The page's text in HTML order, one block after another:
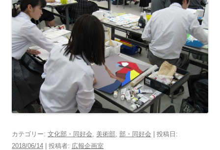
カテゴリー: 文化部・同好会 美術部 部・同好会 | 投稿日:
2018/06/14 | 投稿者: 広報企画室